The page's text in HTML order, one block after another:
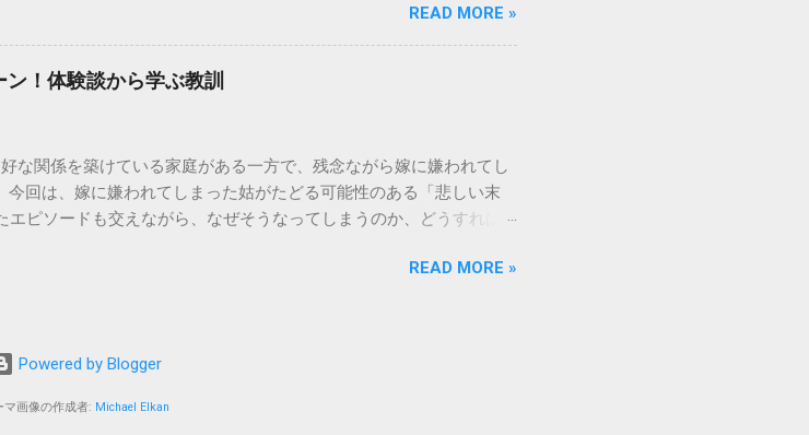
墨汁の捨て方 家庭で墨汁を処分する際は、「液体として流さない」
形物」として処分してください。 手順1：新聞紙や古布に吸わせて
紙に吸わせて固形物に変えることです。 準備するもの： 古新聞、
時間帯、さらには電話がつながらない時の対処法をわかりやすく解
8時 結論から言うと、ドコモのインフォメーションセンター「151」
無休で、土日祝日も営業しています。「 151 営業時間 」を気にす
でも少し余裕を持って連絡することができますね。 この時間内であ
で、無料でオペレーターに相談することができます。ただし、ドコ
（無料） どちらの番号も、 151 営業時間 と同じく「午前9時～午
は何時から何時まで？混雑を避けるコツ ここでは、さらに詳しく「
図に沿って、具体的なスケジュール感を見ていきましょう。 朝一
、実は「 151 営業時間 」の開始直後である9時は、電話が集中しやす
READ MORE »
！体験談から学ぶ教訓
な関係を築けている家庭がある一方で、残念ながら嫁に嫌われてし
回は、嫁に嫌われてしまった姑がたどる可能性のある「悲しい末
ピソードも交えながら、なぜそうなってしまうのか、どうすれば
て始めた同居も、嫁との関係が悪化すると、家の中で常に緊張感が漂
した。ある日、息子から『母さんとは一緒に住めない』と言われ、
70代・女性） 2. 孫との交流が激減、または途絶える 孫は可愛いも
なかなか会えなくなることがあります。嫁が間に入って面会を制限
READ MORE »
Powered by Blogger
マ画像の作成者: Michael Elkan